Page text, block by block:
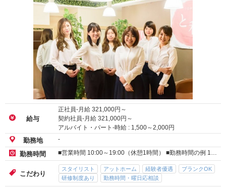
給与
正社員-月給 321,000円～
契約社員-月給 321,000円～
アルバイト・パート-時給 : 1,500～2,000円
勤務地 -
勤務時間 ■営業時間 10:00～19:00（休憩1時間） ■勤務時間の例 1…
こだわり
スタイリスト アットホーム 経験者優遇
ブランクOK
研修制度あり
勤務時間・曜日応相談